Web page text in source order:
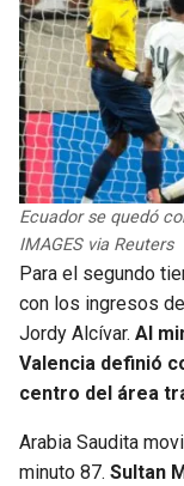
Ecuador se quedó
IMAGES via Reuters
Para el segundo
con los ingresos
Jordy Alcívar. Al
Valencia definió
centro del área
Arabia Saudita
minuto 87. Sultan